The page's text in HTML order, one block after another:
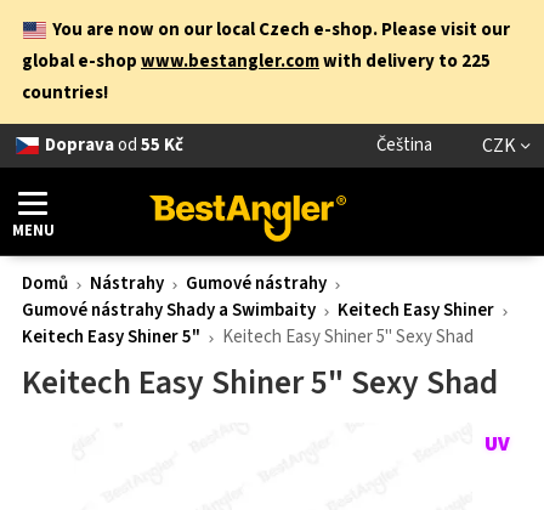
You are now on our local Czech e-shop. Please visit our
global e-shopwww.bestangler.comwith delivery to 225
countries!
Dopravaod55 Kč Čeština CZK
MENU
Domů Nástrahy
Gumové nástrahy
Gumové nástrahy Shady a Swimbaity
Keitech Easy Shiner
Keitech Easy Shiner 5"
Keitech Easy Shiner 5" Sexy Shad
Keitech Easy Shiner 5" Sexy Shad